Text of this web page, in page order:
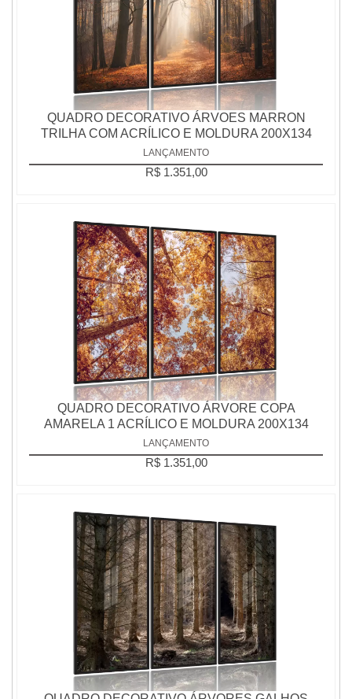
QUADRO DECORATIVO ÁRVOES MARRON
TRILHA COM ACRÍLICO E MOLDURA 200X134
LANÇAMENTO
R$ 1.351,00
QUADRO DECORATIVO ÁRVORE COPA
AMARELA 1 ACRÍLICO E MOLDURA 200X134
LANÇAMENTO
R$ 1.351,00